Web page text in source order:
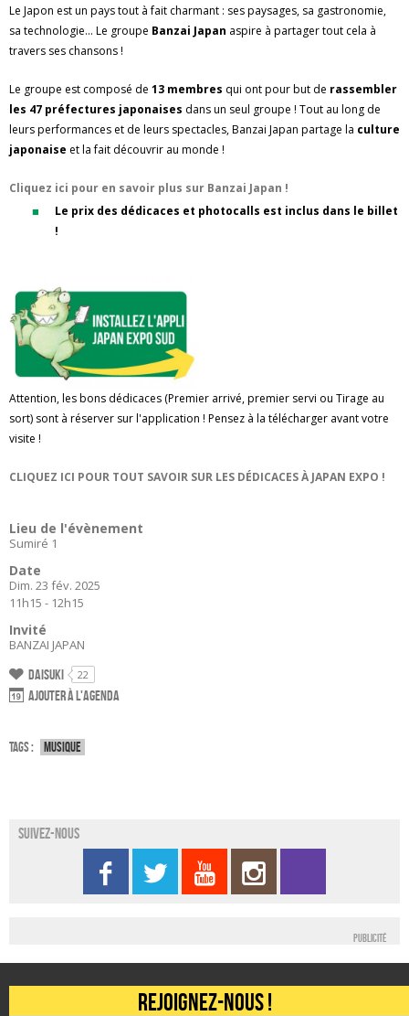
Le Japon est un pays tout à fait charmant : ses paysages, sa gastronomie,
sa technologie... Le groupe Banzai Japan aspire à partager tout cela à
travers ses chansons !
Le groupe est composé de 13 membres qui ont pour but de rassembler
les 47 préfectures japonaises dans un seul groupe ! Tout au long de
leurs performances et de leurs spectacles, Banzai Japan partage la culture
japonaise et la fait découvrir au monde !
Cliquez ici pour en savoir plus sur Banzai Japan !
Le prix des dédicaces et photocalls est inclus dans le billet
!
Attention, les bons dédicaces (Premier arrivé, premier servi ou Tirage au
sort) sont à réserver sur l'application ! Pensez à la télécharger avant votre
visite !
CLIQUEZ ICI POUR TOUT SAVOIR SUR LES DÉDICACES À JAPAN EXPO !
Lieu de l'évènement
Sumiré 1
Date
Dim. 23 fév. 2025
11h15 - 12h15
Invité
BANZAI JAPAN
Daisuki 22
Ajouter à l'agenda
Tags : Musique
Suivez-nous
Publicité
Rejoignez-nous !